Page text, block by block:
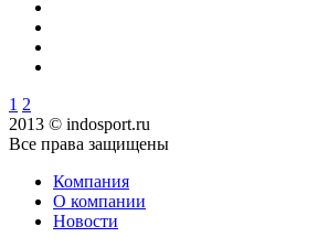
1 2
2013 © indosport.ru
Все права защищены
Компания
О компании
Новости